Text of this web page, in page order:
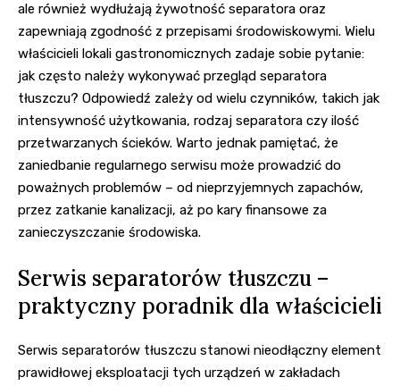
ale również wydłużają żywotność separatora oraz
zapewniają zgodność z przepisami środowiskowymi. Wielu
właścicieli lokali gastronomicznych zadaje sobie pytanie:
jak często należy wykonywać przegląd separatora
tłuszczu? Odpowiedź zależy od wielu czynników, takich jak
intensywność użytkowania, rodzaj separatora czy ilość
przetwarzanych ścieków. Warto jednak pamiętać, że
zaniedbanie regularnego serwisu może prowadzić do
poważnych problemów – od nieprzyjemnych zapachów,
przez zatkanie kanalizacji, aż po kary finansowe za
zanieczyszczanie środowiska.
Serwis separatorów tłuszczu –
praktyczny poradnik dla właścicieli
Serwis separatorów tłuszczu stanowi nieodłączny element
prawidłowej eksploatacji tych urządzeń w zakładach